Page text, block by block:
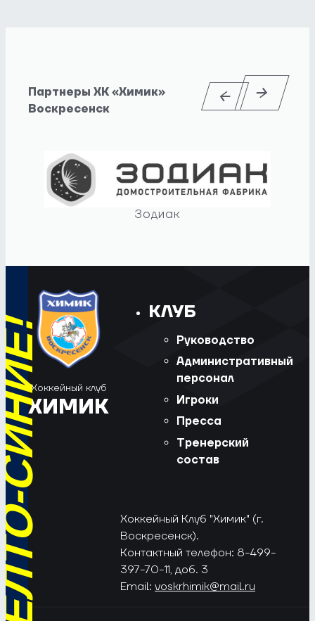
Партнеры ХК «Химик»
Воскресенск
Зодиак
Хоккейный клуб
ХИМИК
КЛУБ
Руководство
Административный
персонал
Игроки
Пресса
Тренерский
состав
Хоккейный Клуб "Химик" (г.
Воскресенск).
Контактный телефон: 8-499-
397-70-11, доб. 3
Email: voskrhimik@mail.ru